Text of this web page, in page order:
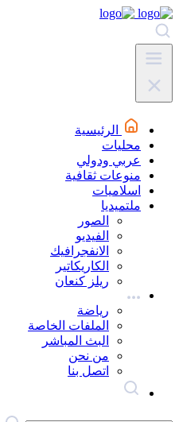
الرئيسية
محليات
عربي ودولي
منوعات ثقافية
اسلاميات
ملتميديا
الصور
الفيديو
الانفجرافيك
الكاريكاتير
ريلز كنعان
رياضة
الملفات الخاصة
البث المباشر
من نحن
اتصل بنا